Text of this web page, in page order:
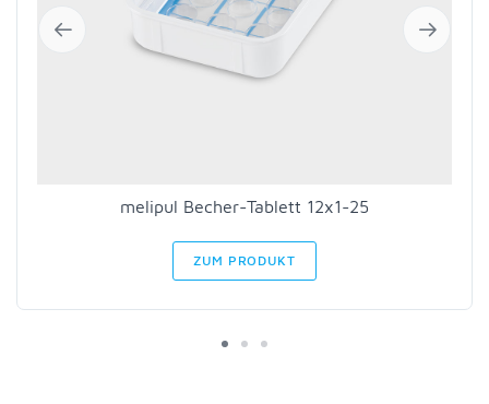
melipul Becher-Tablett 12x1-25
ZUM PRODUKT